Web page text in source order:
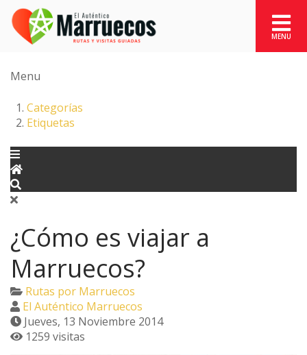
Menu
Categorías
Etiquetas
¿Cómo es viajar a
Marruecos?
Rutas por Marruecos
El Auténtico Marruecos
Jueves, 13 Noviembre 2014
1259 visitas